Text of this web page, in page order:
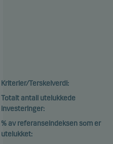
Kriterier/Terskelverdi:
Totalt antall utelukkede
investeringer:
% av referanseindeksen som er
utelukket: